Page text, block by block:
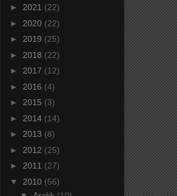
► 2021 (22)
► 2020 (22)
► 2019 (25)
► 2018 (22)
► 2017 (12)
► 2016 (4)
► 2015 (3)
► 2014 (14)
► 2013 (8)
► 2012 (25)
► 2011 (27)
▼ 2010 (56)